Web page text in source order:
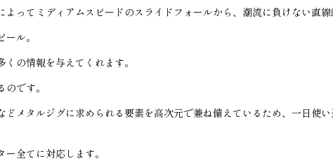
ってミディアムスピードのスライドフォールから、潮流に負けない直
ル。
の情報を与えてくれます。
です。
メタルジグに求められる要素を高次元で兼ね備えているため、一日使
全てに対応します。